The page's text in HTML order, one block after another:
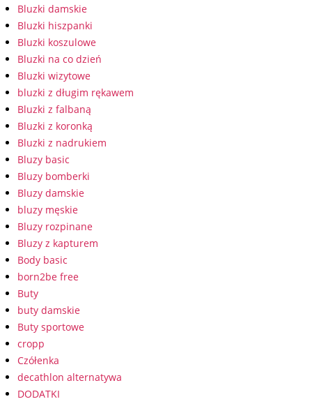
Bluzki damskie
Bluzki hiszpanki
Bluzki koszulowe
Bluzki na co dzień
Bluzki wizytowe
bluzki z długim rękawem
Bluzki z falbaną
Bluzki z koronką
Bluzki z nadrukiem
Bluzy basic
Bluzy bomberki
Bluzy damskie
bluzy męskie
Bluzy rozpinane
Bluzy z kapturem
Body basic
born2be free
Buty
buty damskie
Buty sportowe
cropp
Czółenka
decathlon alternatywa
DODATKI